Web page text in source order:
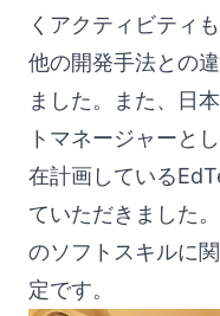
くアクティビティ
他の開発手法との
ました。また、日
トマネージャーと
在計画している
ていただきました
のソフトスキルに
定です。